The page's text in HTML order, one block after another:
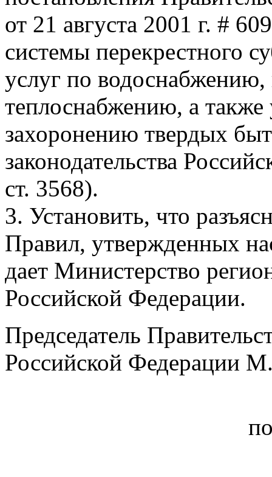
от 21 августа 2001 г. #
системы перекрестного
услуг по
теплоснабжению, а
захоронению твердых
законодательства
ст. 3568).
3. Установить, что
Правил, утвержденных
дает Министерство
Российской Федерации.
Председатель
Российской Федерации